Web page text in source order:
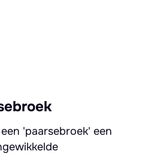
'paarsebroek' een